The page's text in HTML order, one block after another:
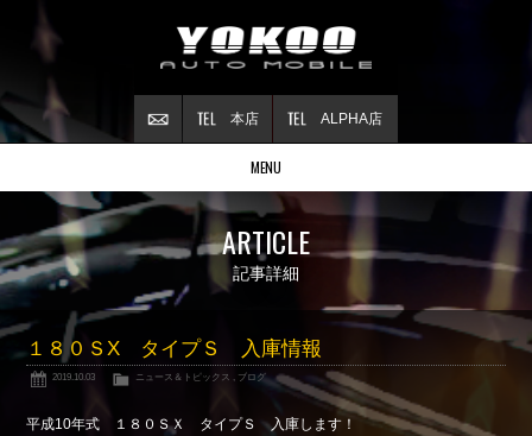
ALPHA店
本店
MENU
Stock list
在庫情報
Contract
ご成約情報
About NSX
NSXについて
Reflesh Plan
ARTICLE
記事詳細
１８０ＳX タイプＳ 入庫情報
2019.10.03 ニュース＆トピックス , ブログ
平成10年式 １８０ＳＸ タイプＳ 入庫します！